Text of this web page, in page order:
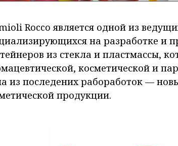
Rocco является одной из
на разработке и
из стекла и пластмассы,
косметической и
из последених рабоработок —
продукции.